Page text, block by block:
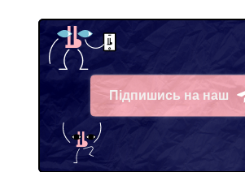
Підпишись на наш
Telegram